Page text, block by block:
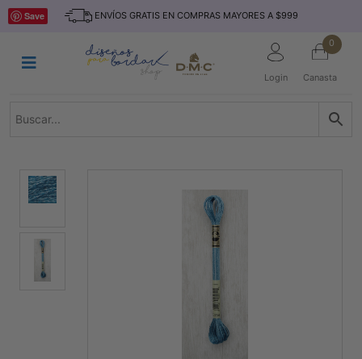
Saltar
ENVÍOS GRATIS EN COMPRAS MAYORES A $999
Login
0
Canasta
INICIO
TEJIDO
TELAS
MARCAS
NOVEDADES
Save